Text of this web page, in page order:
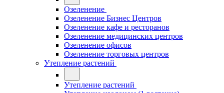
Озеленение
Озеленение Бизнес Центров
Озеленение кафе и ресторанов
Озеленение медицинских центров
Озеленение офисов
Озеленение торговых центров
Утепление растений
Утепление растений